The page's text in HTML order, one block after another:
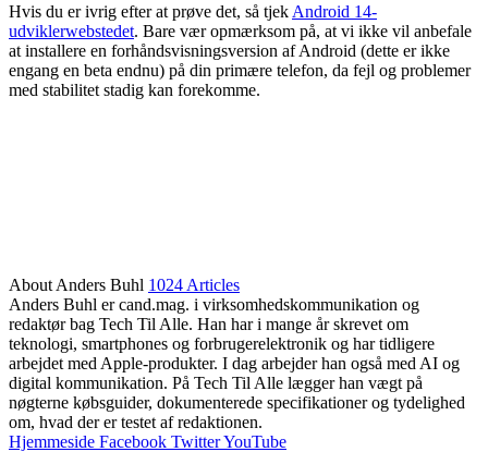
Hvis du er ivrig efter at prøve det, så tjek Android 14-
udviklerwebstedet. Bare vær opmærksom på, at vi ikke vil anbefale
at installere en forhåndsvisningsversion af Android (dette er ikke
engang en beta endnu) på din primære telefon, da fejl og problemer
med stabilitet stadig kan forekomme.
About Anders Buhl 1024 Articles
Anders Buhl er cand.mag. i virksomhedskommunikation og
redaktør bag Tech Til Alle. Han har i mange år skrevet om
teknologi, smartphones og forbrugerelektronik og har tidligere
arbejdet med Apple-produkter. I dag arbejder han også med AI og
digital kommunikation. På Tech Til Alle lægger han vægt på
nøgterne købsguider, dokumenterede specifikationer og tydelighed
om, hvad der er testet af redaktionen.
Hjemmeside Facebook TwitterYouTube